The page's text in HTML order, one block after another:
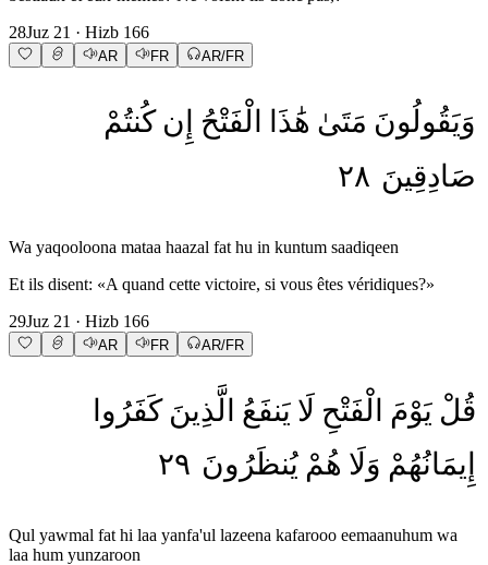
28Juz 21 · Hizb 166
AR FR AR/FR
وَيَقُولُونَ مَتَىٰ هَٰذَا الْفَتْحُ إِن كُنتُمْ
صَادِقِينَ ٢٨
Wa yaqooloona mataa haazal fat hu in kuntum saadiqeen
Et ils disent: «A quand cette victoire, si vous êtes véridiques?»
29Juz 21 · Hizb 166
AR FR AR/FR
قُلْ يَوْمَ الْفَتْحِ لَا يَنفَعُ الَّذِينَ كَفَرُوا
إِيمَانُهُمْ وَلَا هُمْ يُنظَرُونَ ٢٩
Qul yawmal fat hi laa yanfa'ul lazeena kafarooo eemaanuhum wa
laa hum yunzaroon